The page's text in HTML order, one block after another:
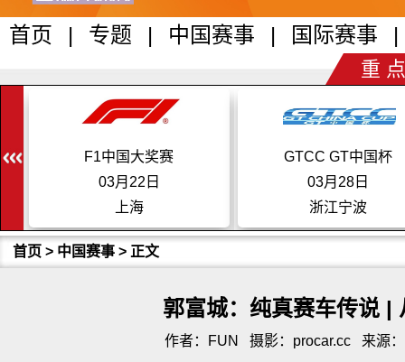
首页 | 专题 | 中国赛事 | 国际赛事 |
重
F1中国大奖赛
03月22日
上海
GTCC GT中国杯
03月28日
浙江宁波
首页 > 中国赛事 > 正文
郭富城：纯真赛车传说 |
作者：FUN 摄影：procar.cc 来源